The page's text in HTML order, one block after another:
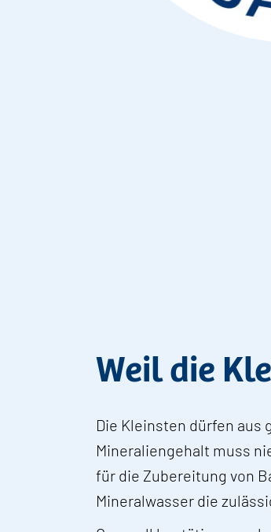
Weil die
Die Kleinsten dürfen aus
Mineraliengehalt muss
für die Zubereitung von
Mineralwasser die